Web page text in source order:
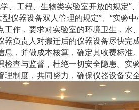
、工程、生物类实验室开放的规定”
仪器设备双人管理的规定”、“实验
工作，要求对实验室的环境卫生，水
负责人对搬迁后的仪器设备尽快完
，并做成本核算，确定其收费标准。
查与监督，杜绝一切安全隐患。实
制度，共同努力，确保仪器设备安